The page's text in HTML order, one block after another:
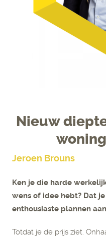
Nieuw
Jeroen Brouns
Ken je die harde
wens of idee hebt? Dat
enthousiaste plannen
Totdat je de prijs ziet.